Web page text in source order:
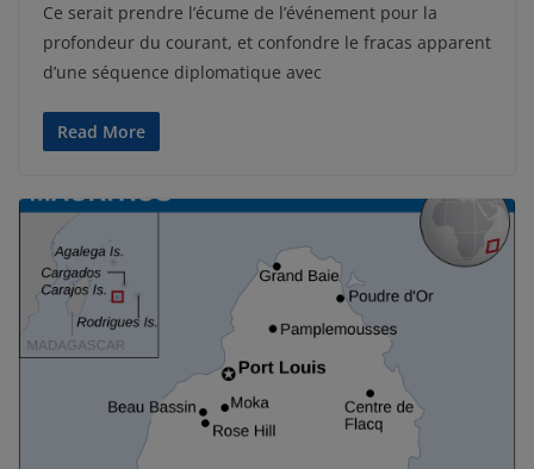
Ce serait prendre l’écume de l’événement pour la
profondeur du courant, et confondre le fracas apparent
d’une séquence diplomatique avec
Read More